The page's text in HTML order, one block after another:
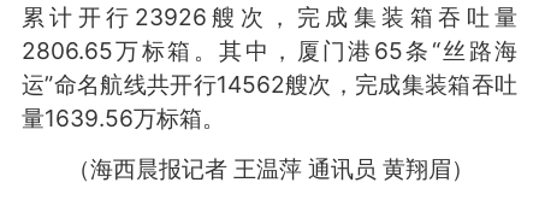
累计开行23926艘次，完成集装箱吞吐量
2806.65万标箱。其中，厦门港65条“丝路海
运”命名航线共开行14562艘次，完成集装箱吞吐
量1639.56万标箱。
（海西晨报记者 王温萍 通讯员 黄翔眉）